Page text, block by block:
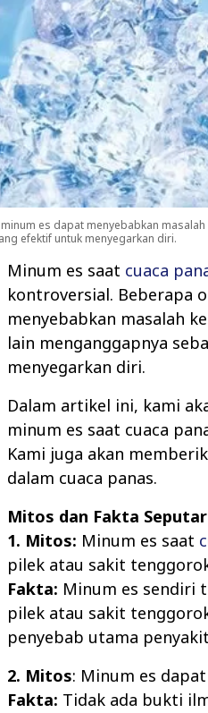
es dapat menyebabkan
efektif untuk menyegarkan diri.
Minum es saat cuaca
kontroversial. Beberapa
menyebabkan masalah
lain menganggapnya
menyegarkan diri.
Dalam artikel ini, kami
minum es saat cuaca
Kami juga akan
dalam cuaca panas.
Mitos dan Fakta
1. Mitos: Minum es saat
pilek atau sakit
Fakta: Minum es sendiri
pilek atau sakit
penyebab utama
2. Mitos: Minum es
Fakta: Tidak ada bukti